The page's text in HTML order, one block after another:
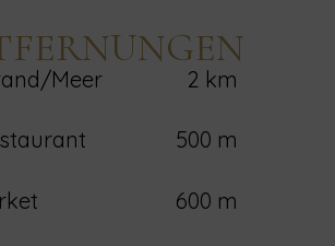
Meer 2 km
500 m
600 m